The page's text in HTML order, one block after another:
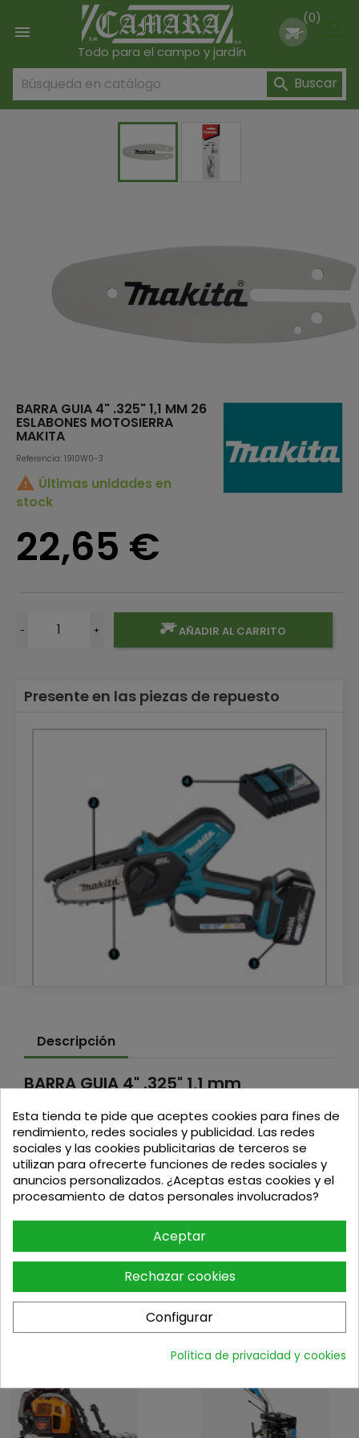

Todo para el campo y jardín
(0)
 Buscar
BARRA GUIA 4" .325" 1,1 MM 26
ESLABONES MOTOSIERRA
MAKITA
Referencia: 1910W0-3
 Últimas unidades en
stock
22,65 €
- + AÑADIR AL CARRITO
Presente en las piezas de repuesto
DESPIECE MOTOSIERRA DE MANO DUC101
DESPIECE MOTOSIERRA DE MANO DUC101 MAKITA
Descripción
BARRA GUIA 4" .325" 1,1 mm
CARACTERÍSTICAS TÉCNICAS
Longitud de la barra de la cadena: 4" / 10 cm
Número de enlaces de transmisión: 26
Paso de cadena: 0,325"
Calibre de la cadena: 1,1 mm / 0,043 "
Compatible con motosierra de Makita DUC101
Esta tienda te pide que aceptes cookies para fines de
rendimiento, redes sociales y publicidad. Las redes
sociales y las cookies publicitarias de terceros se
utilizan para ofrecerte funciones de redes sociales y
anuncios personalizados. ¿Aceptas estas cookies y el
procesamiento de datos personales involucrados?
Aceptar
Rechazar cookies
Configurar
Política de privacidad y cookies